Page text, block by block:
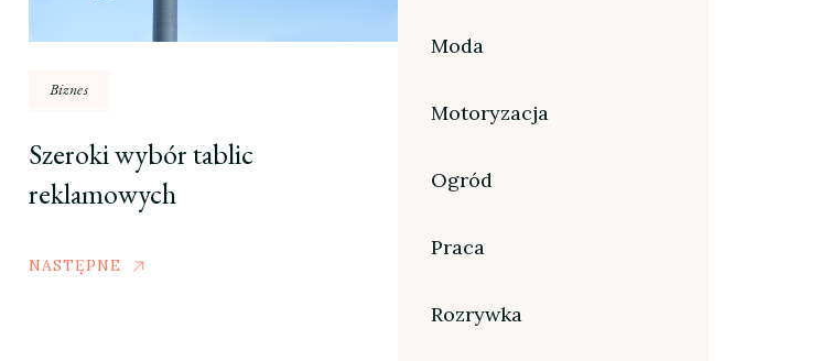
Biznes
Szeroki wybór tablic
reklamowych
NASTĘPNE
Moda
Motoryzacja
Ogród
Praca
Rozrywka